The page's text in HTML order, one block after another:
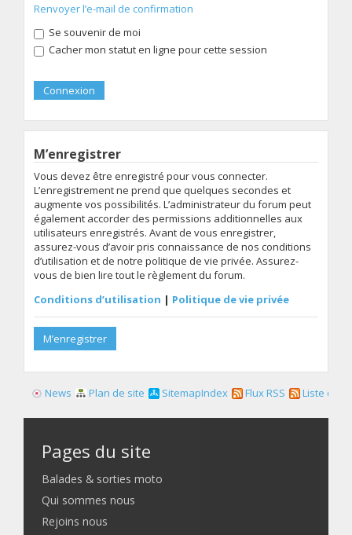
Renvoyer l’e-mail de confirmation
Se souvenir de moi
Cacher mon statut en ligne pour cette session
M’enregistrer
Vous devez être enregistré pour vous connecter.
L’enregistrement ne prend que quelques secondes et
augmente vos possibilités. L’administrateur du forum peut
également accorder des permissions additionnelles aux
utilisateurs enregistrés. Avant de vous enregistrer,
assurez-vous d’avoir pris connaissance de nos conditions
d’utilisation et de notre politique de vie privée. Assurez-
vous de bien lire tout le règlement du forum.
Conditions d’utilisation | Politique de vie privée
M’enregistrer
News Plan de site SitemapIndex Flux RSS Liste des
Pages du site
Balades & sorties moto
Qui sommes nous
Rejoins nous